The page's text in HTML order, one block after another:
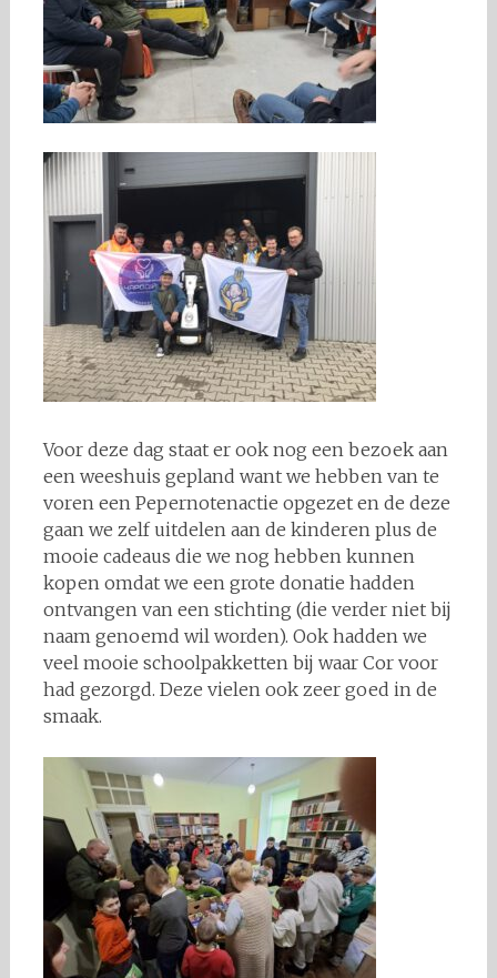
Voor deze dag staat er ook nog een bezoek aan
een weeshuis gepland want we hebben van te
voren een Pepernotenactie opgezet en de deze
gaan we zelf uitdelen aan de kinderen plus de
mooie cadeaus die we nog hebben kunnen
kopen omdat we een grote donatie hadden
ontvangen van een stichting (die verder niet bij
naam genoemd wil worden). Ook hadden we
veel mooie schoolpakketten bij waar Cor voor
had gezorgd. Deze vielen ook zeer goed in de
smaak.